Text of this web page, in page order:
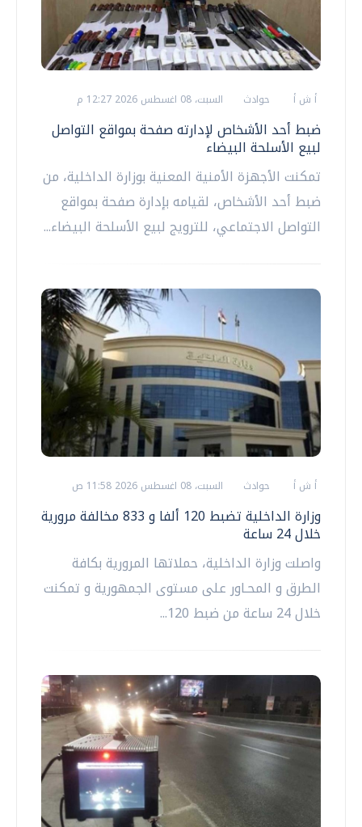
أ ش أ حوادث السبت، 08 اغسطس 2026 12:27 م
ضبط أحد الأشخاص لإدارته صفحة بمواقع التواصل
لبيع الأسلحة البيضاء
تمكنت الأجهزة الأمنية المعنية بوزارة الداخلية، من
ضبط أحد الأشخاص، لقيامه بإدارة صفحة بمواقع
التواصل الاجتماعي، للترويج لبيع الأسلحة البيضاء...
أ ش أ حوادث السبت، 08 اغسطس 2026 11:58 ص
وزارة الداخلية تضبط 120 ألفا و 833 مخالفة مرورية
خلال 24 ساعة
واصلت وزارة الداخلية، حملاتها المرورية بكافة
الطرق و المحـاور على مستوى الجمهورية و تمكنت
خلال 24 ساعة من ضبط 120...